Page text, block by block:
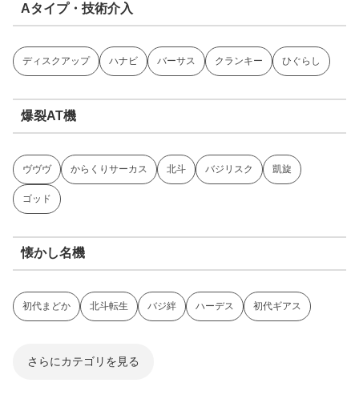
Aタイプ・技術介入
ディスクアップ ハナビ バーサス クランキー ひぐらし
爆裂AT機
ヴヴヴ からくりサーカス 北斗 バジリスク 凱旋
ゴッド
懐かし名機
初代まどか 北斗転生 バジ絆 ハーデス 初代ギアス
さらにカテゴリを見る